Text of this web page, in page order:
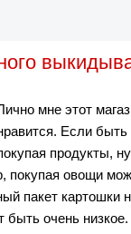
мне этот
Если
продукты,
покупая овощи
пакет картошки
быть очень